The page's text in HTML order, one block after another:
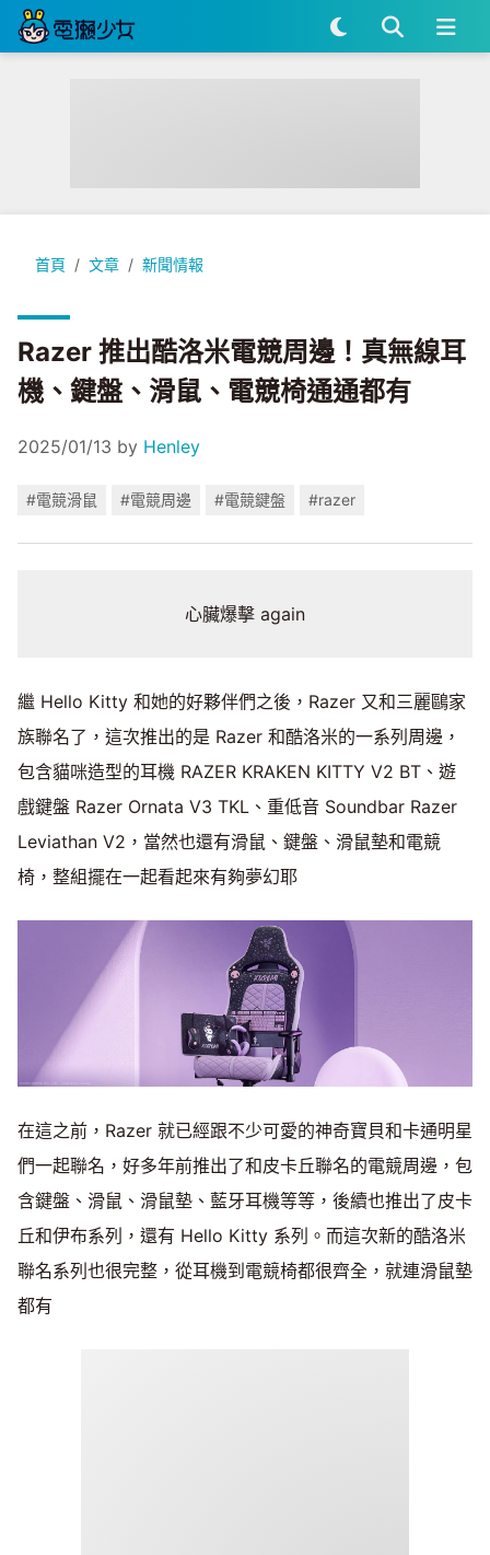
首頁 文章 新聞情報
Razer 推出酷洛米電競周邊！真無線耳機、鍵盤、滑鼠、電競椅
Razer 推出酷洛米電競周邊！真無線耳
機、鍵盤、滑鼠、電競椅通通都有
2025/01/13 by Henley
#電競滑鼠 #電競周邊 #電競鍵盤 #razer
心臟爆擊 again
繼 Hello Kitty 和她的好夥伴們之後，Razer 又和三麗鷗家
族聯名了，這次推出的是 Razer 和酷洛米的一系列周邊，
包含貓咪造型的耳機 RAZER KRAKEN KITTY V2 BT、遊
戲鍵盤 Razer Ornata V3 TKL、重低音 Soundbar Razer
Leviathan V2，當然也還有滑鼠、鍵盤、滑鼠墊和電競
椅，整組擺在一起看起來有夠夢幻耶
在這之前，Razer 就已經跟不少可愛的神奇寶貝和卡通明星
們一起聯名，好多年前推出了和皮卡丘聯名的電競周邊，包
含鍵盤、滑鼠、滑鼠墊、藍牙耳機等等，後續也推出了皮卡
丘和伊布系列，還有 Hello Kitty 系列。而這次新的酷洛米
聯名系列也很完整，從耳機到電競椅都很齊全，就連滑鼠墊
都有